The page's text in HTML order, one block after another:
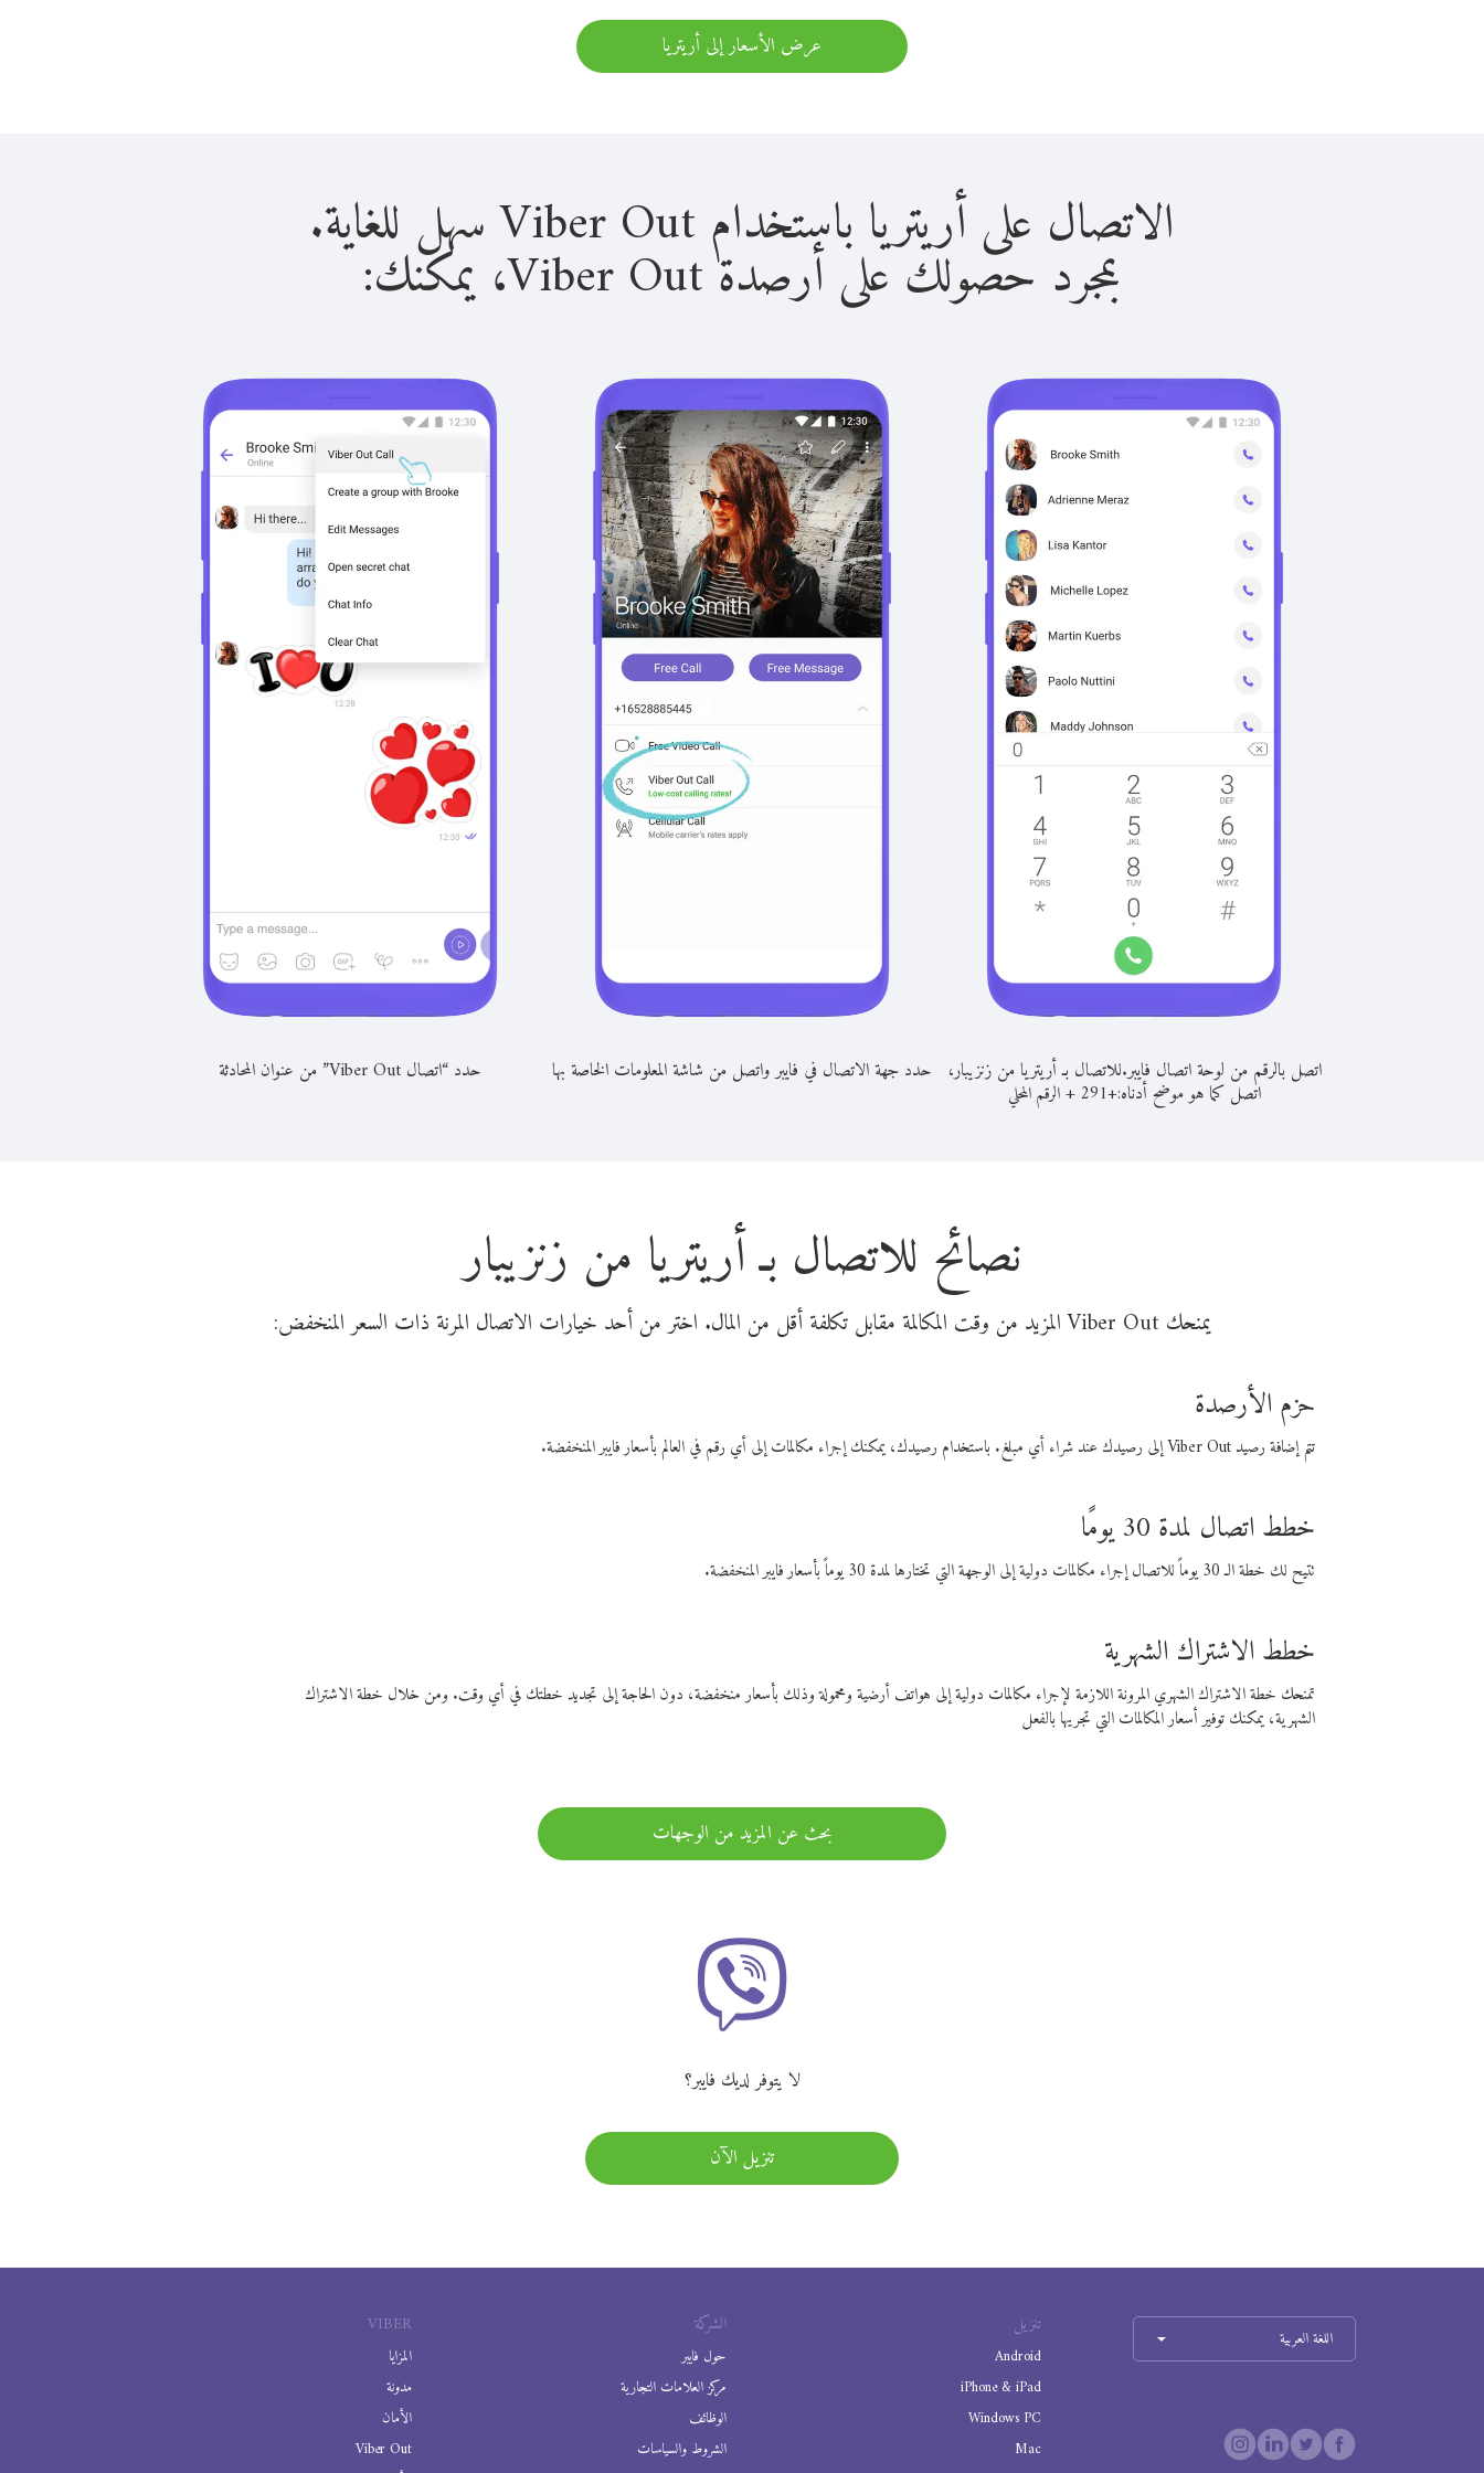
عرض الأسعار إلى أريتريا
الاتصال على أريتريا باستخدام Viber Out سهل للغاية.
بمجرد حصولك على أرصدة Viber Out، يمكنك:
اتصل بالرقم من لوحة اتصال فايبر.للاتصال بـ أريتريا من زنزيبار،
اتصل كما هو موضح أدناه:+
291
+الرقم المحلي
حدد جهة الاتصال في فايبر واتصل من شاشة المعلومات الخاصة بها حدد “اتصال Viber Out” من عنوان المحادثة
نصائح للاتصال بـ أريتريا من زنزيبار
يمنحك Viber Out المزيد من وقت المكالمة مقابل تكلفة أقل من المال. اختر من أحد خيارات الاتصال المرنة ذات السعر المنخفض:
حزم الأرصدة
تتم إضافة رصيد Viber Out إلى رصيدك عند شراء أي مبلغ. باستخدام رصيدك، يمكنك إجراء مكالمات إلى أي رقم في العالم بأسعار فايبر المنخفضة.
خطط اتصال لمدة 30 يومًا
تتيح لك خطة الـ 30 يوماً للاتصال إجراء مكالمات دولية إلى الوجهة التي تختارها لمدة 30 يوماً بأسعار فايبر المنخفضة.
خطط الاشتراك الشهرية
تمنحك خطة الاشتراك الشهري المرونة اللازمة لإجراء مكالمات دولية إلى هواتف أرضية ومحمولة وذلك بأسعار منخفضة، دون الحاجة إلى تجديد خطتك في أي وقت. ومن خلال خطة الاشتراك
الشهرية، يمكنك توفير أسعار المكالمات التي تجريها بالفعل
بحث عن المزيد من الوجهات
لا يتوفر لديك فايبر؟
تنزيل الآن
VIBER
المزايا
مدونة
الأمان
Viber Out
الشركة
حول فايبر
مركز العلامات التجارية
الوظائف
الشروط والسياسات
تنزيل
Android
iPhone & iPad
Windows PC
Mac
اللغة العربية